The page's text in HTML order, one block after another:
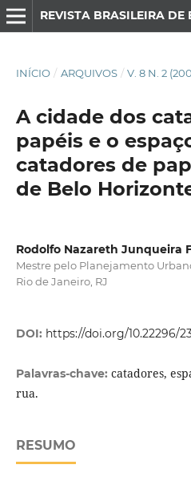
INÍCIO / ARQUIVOS / V. 8 N. 2
A cidade dos
papéis e o
catadores de
de Belo
Rodolfo Nazareth Junqueira
Mestre pelo Planejamento
Rio de Janeiro, RJ
DOI: https://doi.org/10.22296/
Palavras-chave: catadores,
rua.
RESUMO